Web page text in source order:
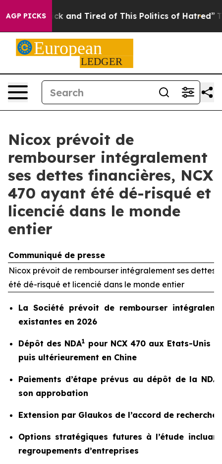
AGP PICKS
Sick and Tired of This Politics of Hatred” The
Nicox prévoit de
rembourser intégralement
ses dettes financières, NCX
470 ayant été dé-risqué et
licencié dans le monde
entier
Communiqué de presse
Nicox prévoit de rembourser intégralement ses dettes
été dé-risqué et licencié dans le monde entier
La Société prévoit de rembourser
existantes en 2026
Dépôt des NDA1 pour NCX 470 aux Etats-Unis
puis ultérieurement en Chine
Paiements d’étape prévus au dépôt de la
son approbation
Extension par Glaukos de l’accord de recherche
Options stratégiques futures à l’étude
regroupements d’entreprises